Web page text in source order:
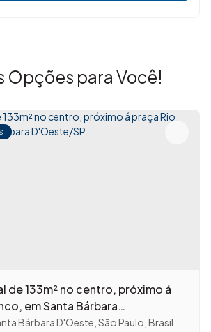
Opções para Você!
de 133m² no centro, próximo á
em Santa Bárbara
Bárbara D'Oeste São Paulo Brasil